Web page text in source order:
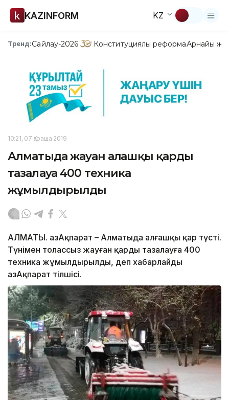
KAZINFORM KZ
Тренд:Сайлау-2026 Конституциялық реформаАрнайы
10:21, 07 Қараша 2019
Алматыда жауған алғашқы қарды
тазалауға 400 техника
жұмылдырылды
АЛМАТЫ. ҚазАқпарат – Алматыда алғашқы қар түсті.
Түнімен толассыз жауған қарды тазалауға 400
техника жұмылдырылды, деп хабарлайды
ҚазАқпарат тілшісі.